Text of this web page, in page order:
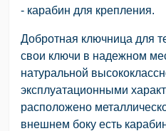
- карабин для крепления.
Добротная ключница для
свои ключи в надежном
натуральной
эксплуатационными
расположено
внешнем боку есть